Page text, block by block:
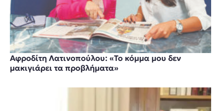
Αφροδίτη Λατινοπούλου: «Το κόμμα μου δεν
μακιγιάρει τα προβλήματα»